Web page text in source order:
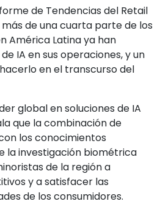
de Tendencias del Retail
de una cuarta parte de los
América Latina ya han
IA en sus operaciones, y un
en el transcurso del
global en soluciones de IA
que la combinación de
los conocimientos
la investigación biométrica
de la región a
y a satisfacer las
de los consumidores.